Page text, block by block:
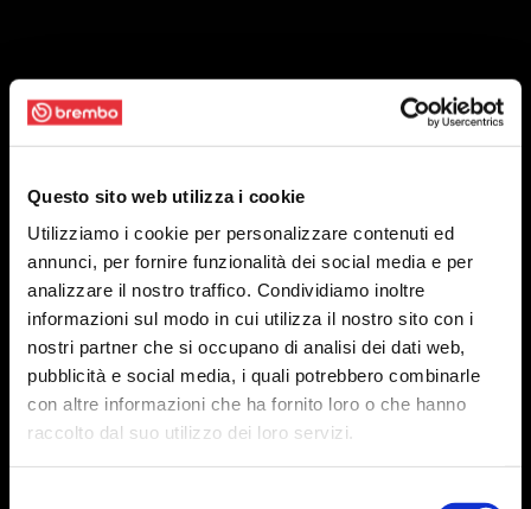
Questo sito web utilizza i cookie
Utilizziamo i cookie per personalizzare contenuti ed
annunci, per fornire funzionalità dei social media e per
analizzare il nostro traffico. Condividiamo inoltre
informazioni sul modo in cui utilizza il nostro sito con i
nostri partner che si occupano di analisi dei dati web,
pubblicità e social media, i quali potrebbero combinarle
con altre informazioni che ha fornito loro o che hanno
raccolto dal suo utilizzo dei loro servizi.